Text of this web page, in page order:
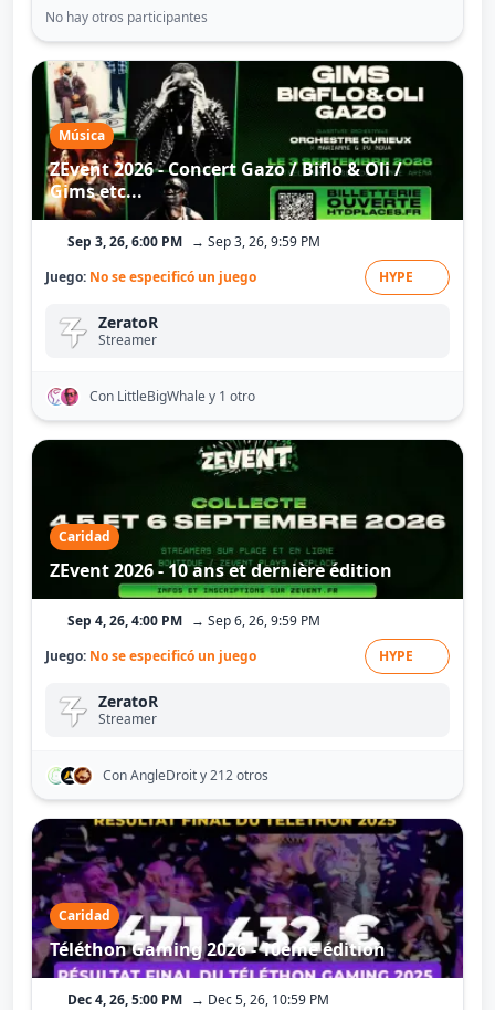
No hay otros participantes
Música
ZEvent 2026 - Concert Gazo / Biflo & Oli /
Gims etc...
Sep 3, 26, 6:00 PM → Sep 3, 26, 9:59 PM
Juego: No se especificó un juego HYPE
ZeratoR
Streamer
Con LittleBigWhaley 1 otro
Caridad
ZEvent 2026 - 10 ans et dernière édition
Sep 4, 26, 4:00 PM → Sep 6, 26, 9:59 PM
Juego: No se especificó un juego HYPE
ZeratoR
Streamer
Con AngleDroity 212 otros
Caridad
Téléthon Gaming 2026 - 10ème édition
Dec 4, 26, 5:00 PM → Dec 5, 26, 10:59 PM